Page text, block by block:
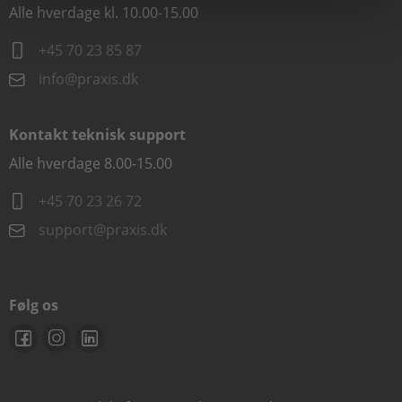
Alle hverdage kl. 10.00-15.00
+45 70 23 85 87
info@praxis.dk
Kontakt teknisk support
Alle hverdage 8.00-15.00
+45 70 23 26 72
support@praxis.dk
Følg os